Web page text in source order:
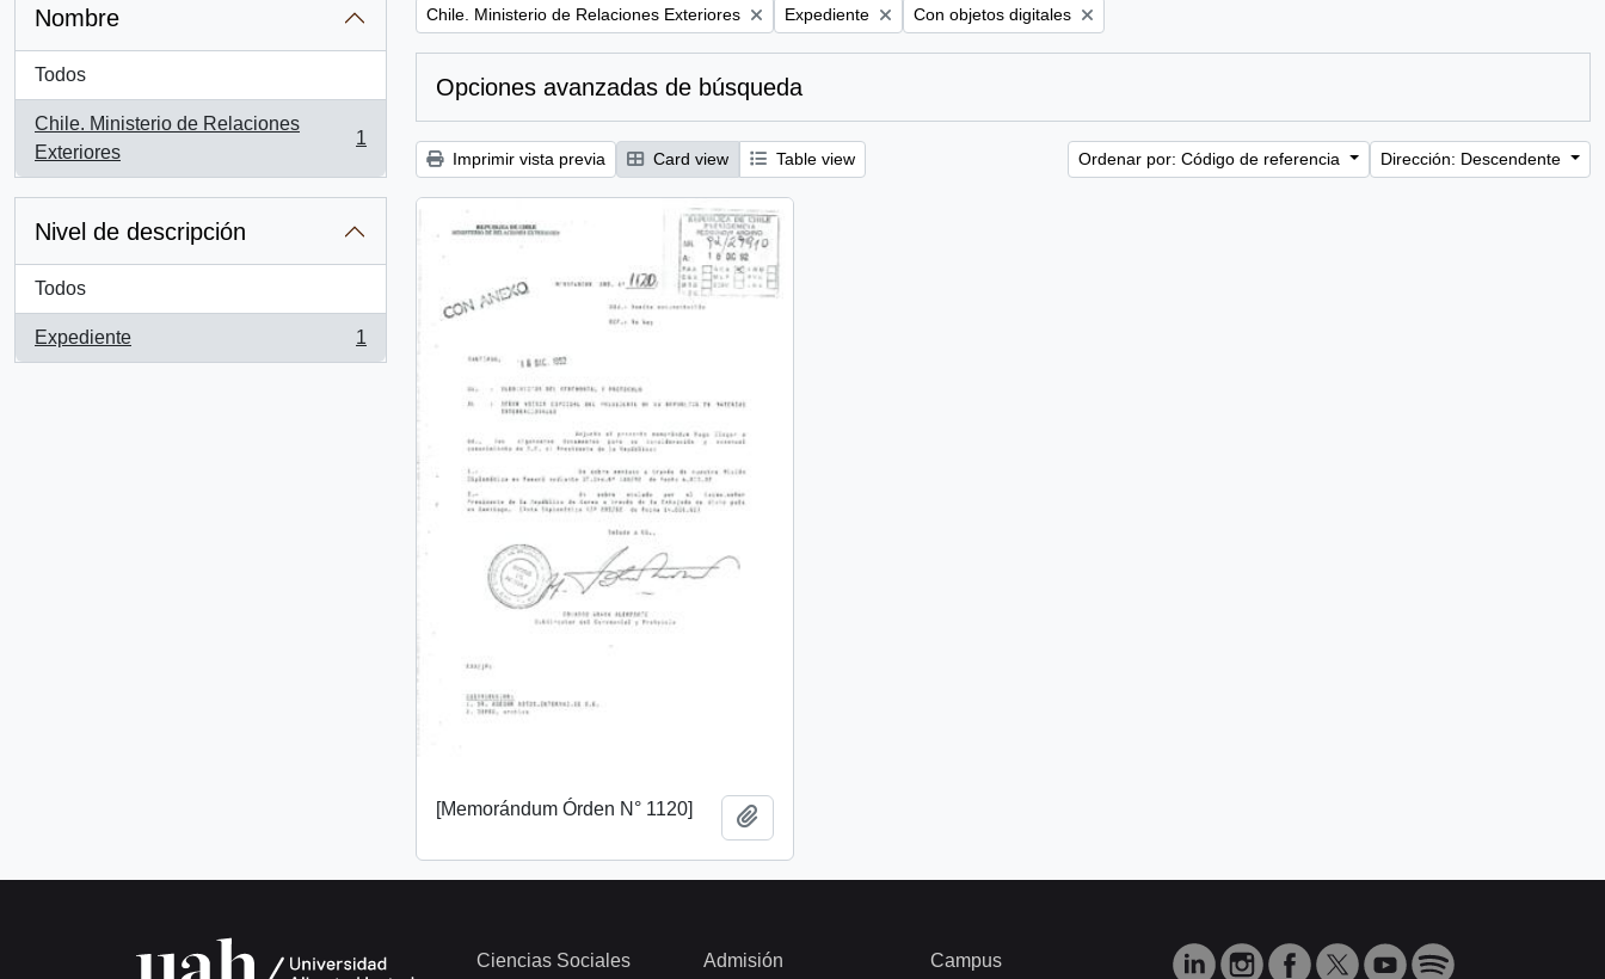
Nombre
Todos
Chile. Ministerio de Relaciones
Exteriores
, 1 resultados
1
Nivel de descripción
Todos
Expediente
, 1 resultados
1
Remove filter:
Chile. Ministerio de Relaciones Exteriores Remove filter:
Expediente Remove filter:
Con objetos digitales
Opciones avanzadas de búsqueda
Imprimir vista previa Card view Table view Ordenar por: Código de referencia Dirección: Descendente
[Memorándum Órden N° 1120]
Ciencias Sociales Admisión Campus